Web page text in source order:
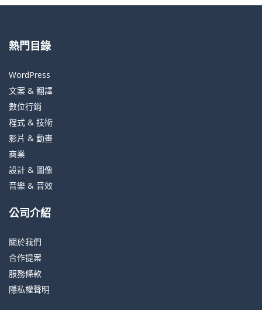
熱門目錄
WordPress
文案 & 翻譯
數位行銷
程式 & 技術
影片 & 動畫
商業
設計 & 圖像
音樂 & 音效
公司介紹
關於我們
合作提案
服務條款
隱私權聲明